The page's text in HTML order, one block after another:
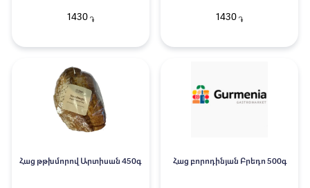
1430֏ 1430 ֏
Հաց թթխմորով Արտիսան 450գ Հաց բորոդինյան Բրեդո 500գ